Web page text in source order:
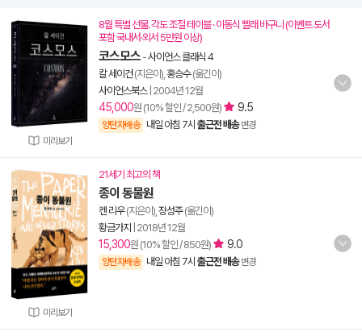
미리보기
8월 특별 선물. 각도 조절 테이블 · 이동식 빨래 바구니 (이벤트 도서
포함 국내서·외서 5만원 이상)
코스모스 -사이언스 클래식 4
칼 세이건(지은이), 홍승수(옮긴이)
사이언스북스| 2004년 12월
45,000원 (10% 할인 / 2,500원) 9.5
양탄자배송 내일 아침 7시 출근전 배송 변경
미리보기
21세기 최고의 책
종이 동물원
켄 리우(지은이), 장성주(옮긴이)
황금가지
2018년 12월
15,300원 (10% 할인 / 850원) 9.0
양탄자배송 내일 아침 7시 출근전 배송 변경